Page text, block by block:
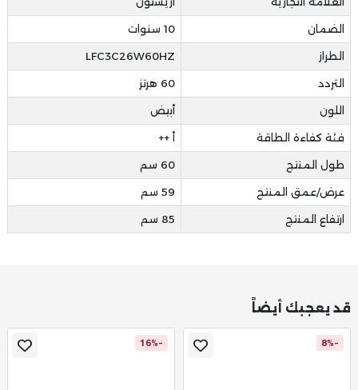
الضمان 10 سنوات
الطراز LFC3C26W60HZ
التردد 60 هرتز
اللون أبيض
فئة كفاءة الطاقة أ ++
طول المنتج 60 سم
عرض/عمق المنتج 59 سم
ارتفاع المنتج 85 سم
قد يعجبك أيضاً
-8%
-16%